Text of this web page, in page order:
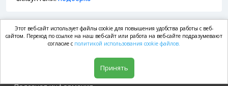
market.com
Этот веб-сайт использует файлы cookie для повышения удобства работы с веб-
сайтом. Переход по ссылке на наш веб-сайт или работа на веб-сайте подразумевают
согласие с политикой использования cookie файлов.
Принять